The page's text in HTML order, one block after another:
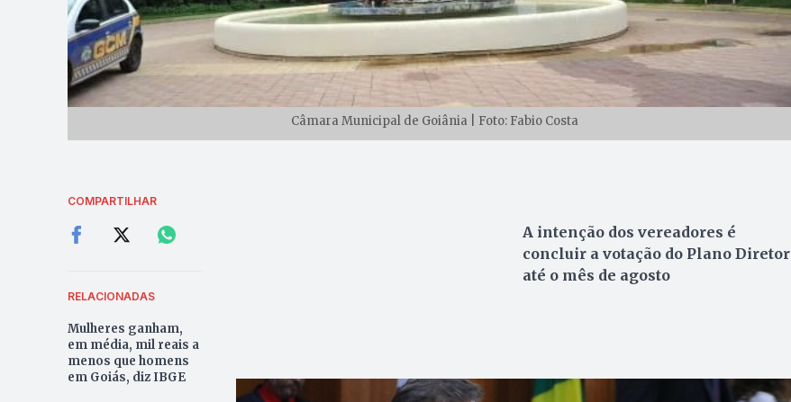
Câmara Municipal de Goiânia | Foto: Fabio Costa
COMPARTILHAR
RELACIONADAS
Mulheres ganham,
em média, mil reais a
menos que homens
em Goiás, diz IBGE
A intenção dos vereadores é
concluir a votação do Plano Diretor
até o mês de agosto